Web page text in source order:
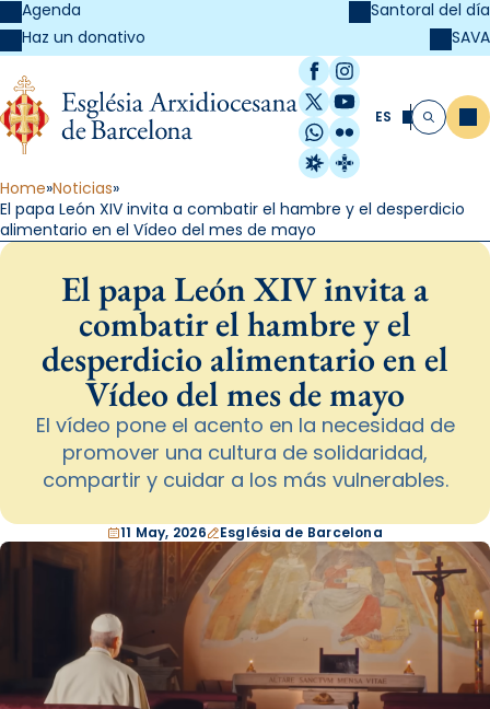
Agenda
Haz un donativo
Santoral del día
SAVA
Facebook
Instagram
X / Twitter
YouTube
WhatsApp
Flickr
Radio Estel
Catalunya
ES Buscar
Home Noticias
El papa León XIV invita a combatir el hambre y el desperdicio
alimentario en el Vídeo del mes de mayo
El papa León XIV invita a
combatir el hambre y el
desperdicio alimentario en el
Vídeo del mes de mayo
El vídeo pone el acento en la necesidad de
promover una cultura de solidaridad,
compartir y cuidar a los más vulnerables.
11 May, 2026 Església de Barcelona